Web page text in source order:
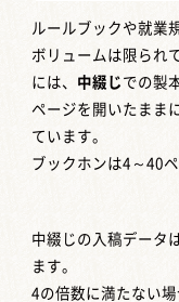
ルールブックや就業
ボリュームは限られ
には、 中綴じ での製
ページを開いたまま
ています。
ブックホンは4～40
中綴じの入稿データ
ます。
4の倍数に満たない